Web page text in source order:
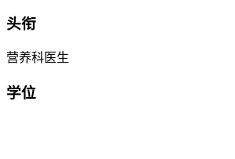
头衔
营养科医生
学位